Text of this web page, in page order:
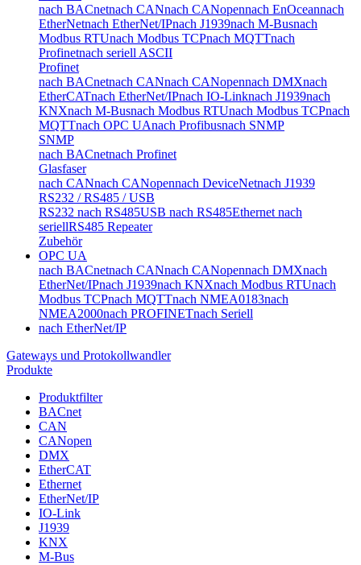
nach BACnetnach CANnach CANopennach EnOceannach
EtherNetnach EtherNet/IPnach J1939nach M-Busnach
Modbus RTUnach Modbus TCPnach MQTTnach
Profinetnach seriell ASCII
Profinet
nach BACnetnach CANnach CANopennach DMXnach
EtherCATnach EtherNet/IPnach IO-Linknach J1939nach
KNXnach M-Busnach Modbus RTUnach Modbus TCPnach
MQTTnach OPC UAnach Profibusnach SNMP
SNMP
nach BACnetnach Profinet
Glasfaser
nach CANnach CANopennach DeviceNetnach J1939
RS232 / RS485 / USB
RS232 nach RS485USB nach RS485Ethernet nach
seriellRS485 Repeater
Zubehör
OPC UA
nach BACnetnach CANnach CANopennach DMXnach
EtherNet/IPnach J1939nach KNXnach Modbus RTUnach
Modbus TCPnach MQTTnach NMEA0183nach
NMEA2000nach PROFINETnach Seriell
nach EtherNet/IP
Gateways und Protokollwandler
Produkte
Produktfilter
BACnet
CAN
CANopen
DMX
EtherCAT
Ethernet
EtherNet/IP
IO-Link
J1939
KNX
M-Bus